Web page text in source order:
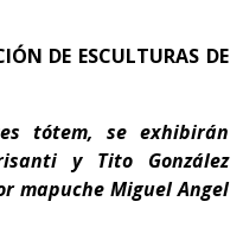
DE ESCULTURAS DE
tótem, se exhibirán
y Tito González
mapuche Miguel Angel